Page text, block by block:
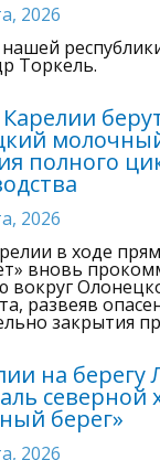
2026
Торкель.
Карелии
полного
2026
в ходе
вновь
вокруг
развеяв
закрытия
на
северной
берег»
2026